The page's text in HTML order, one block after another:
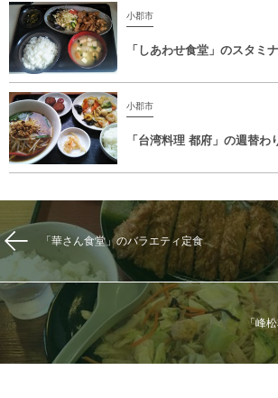
小郡市
「しあわせ食堂」のスタミ
小郡市
「台湾料理 都府」の週替わ
「華さん食堂」のバラエティ定食
「峰